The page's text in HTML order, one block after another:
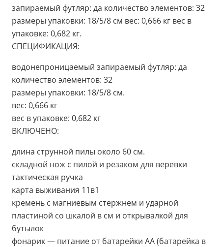
запираемый футляр: да количество элементов: 32
размеры упаковки: 18/5/8 см вес: 0,666 кг вес в
упаковке: 0,682 кг.
СПЕЦИФИКАЦИЯ:
водонепроницаемый запираемый футляр: да
количество элементов: 32
размеры упаковки: 18/5/8 см.
вес: 0,666 кг
вес в упаковке: 0,682 кг
ВКЛЮЧЕНО:
длина струнной пилы около 60 см.
складной нож с пилой и резаком для веревки
тактическая ручка
карта выживания 11в1
кремень с магниевым стержнем и ударной
пластиной со шкалой в см и открывалкой для
бутылок
фонарик — питание от батарейки АА (батарейка в